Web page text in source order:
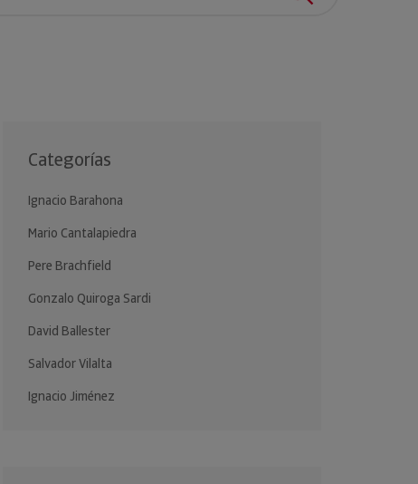
Categorías
Ignacio Barahona
Mario Cantalapiedra
Pere Brachfield
Gonzalo Quiroga Sardi
David Ballester
Salvador Vilalta
Ignacio Jiménez